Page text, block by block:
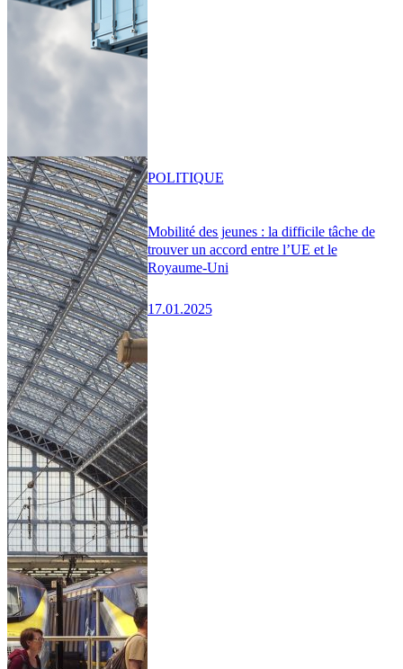
Mobilité des jeunes : la difficile tâche de
trouver un accord entre l’UE et le
Royaume-Uni
17.01.2025
POLITIQUE